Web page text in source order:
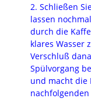
2. Schließen
lassen
durch die
klares Wasser
Verschluß
Spülvorgang
und macht die